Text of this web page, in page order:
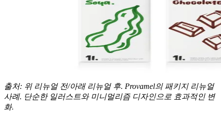
출처: 위 리뉴얼 전/아래 리뉴얼 후. Provamel의 패키지 리뉴얼
사례. 단순한 일러스트와 미니멀리즘 디자인으로 효과적인 변
화.